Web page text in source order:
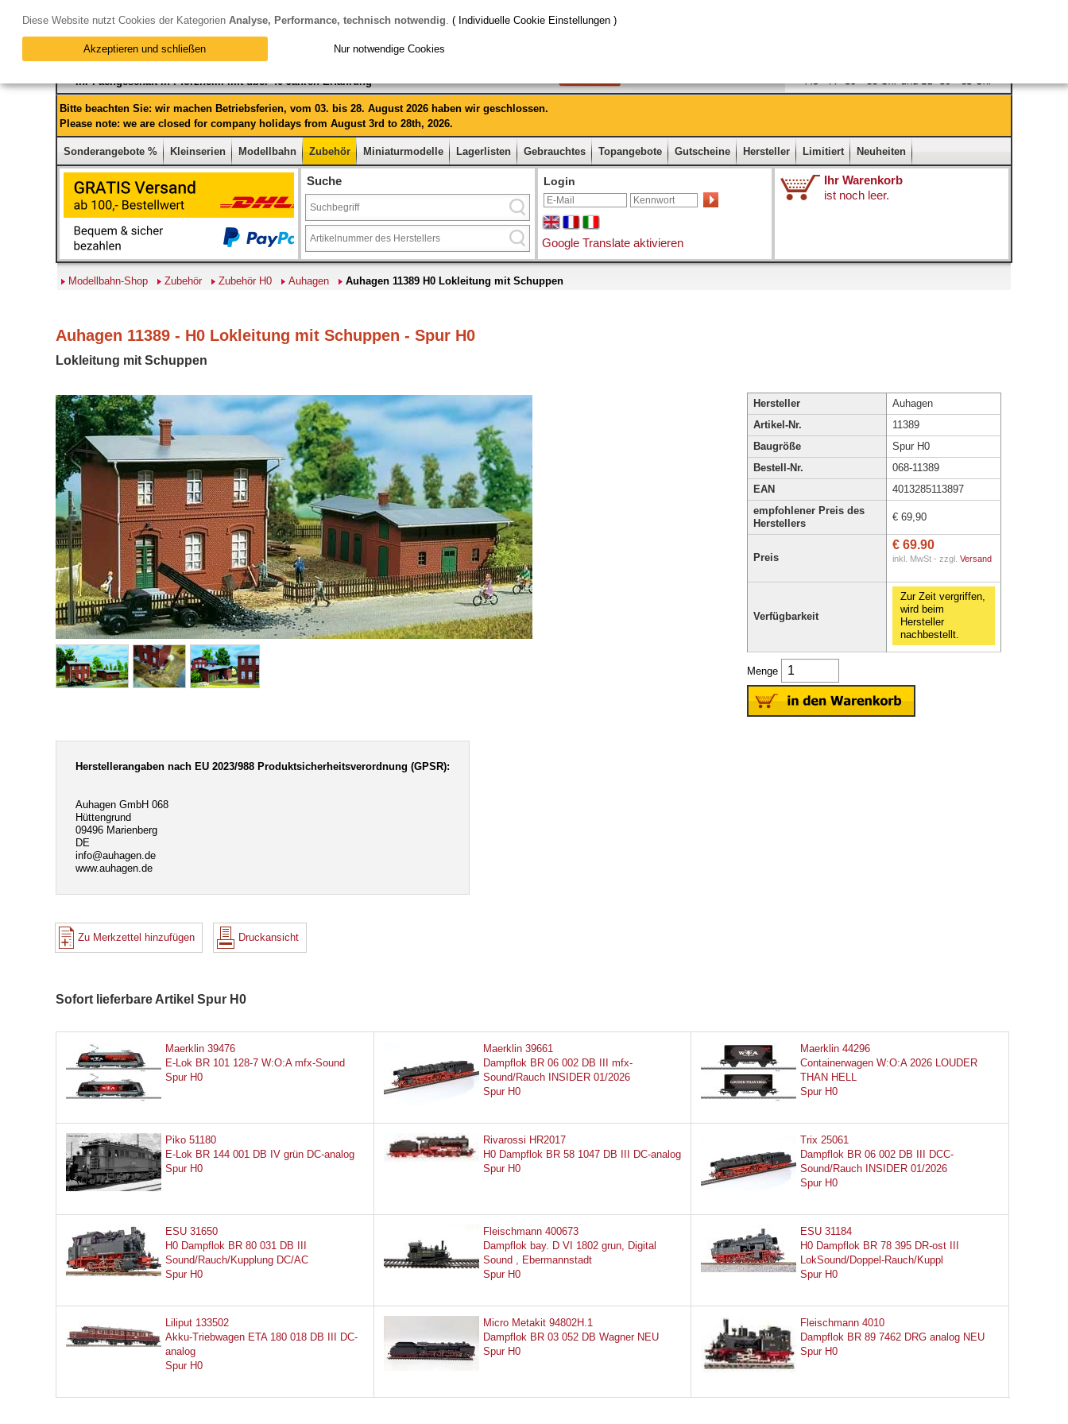
Ihr Fachgeschäft in Pforzheim mit über 40 Jahren Erfahrung
Bitte beachten Sie: wir machen Betriebsferien, vom 03. bis 28. August 2026 haben wir geschlossen.
Please note: we are closed for company holidays from August 3rd to 28th, 2026.
Sonderangebote % Kleinserien Modellbahn Zubehör Miniaturmodelle Lagerlisten Gebrauchtes Topangebote Gutscheine Hersteller Limitiert Neuheiten
Suche Login
Google Translate aktivieren
Ihr Warenkorb
ist noch leer.
Modellbahn-Shop Zubehör Zubehör H0 Auhagen Auhagen 11389 H0 Lokleitung mit Schuppen
Auhagen 11389 - H0 Lokleitung mit Schuppen - Spur H0
Lokleitung mit Schuppen
Hersteller
Auhagen
Artikel-Nr.
11389
Baugröße
Spur H0
Bestell-Nr.
068-11389
EAN
4013285113897
empfohlener Preis des
Herstellers
€ 69,90
Preis
€ 69.90
inkl. MwSt - zzgl. Versand
Verfügbarkeit
Zur Zeit vergriffen,
wird beim
Hersteller
nachbestellt.
Menge
Herstellerangaben nach EU 2023/988 Produktsicherheitsverordnung (GPSR):
Auhagen GmbH 068
Hüttengrund
09496 Marienberg
DE
info@auhagen.de
www.auhagen.de
Zu Merkzettel hinzufügen Druckansicht
Sofort lieferbare Artikel Spur H0
Maerklin 39476
E-Lok BR 101 128-7 W:O:A mfx-Sound
Spur H0
Maerklin 39661
Dampflok BR 06 002 DB III mfx-
Sound/Rauch INSIDER 01/2026
Spur H0
Maerklin 44296
Containerwagen W:O:A 2026 LOUDER
THAN HELL
Spur H0
Piko 51180
E-Lok BR 144 001 DB IV grün DC-analog
Spur H0
Rivarossi HR2017
H0 Dampflok BR 58 1047 DB III DC-analog
Spur H0
Trix 25061
Dampflok BR 06 002 DB III DCC-
Sound/Rauch INSIDER 01/2026
Spur H0
ESU 31650
H0 Dampflok BR 80 031 DB III
Sound/Rauch/Kupplung DC/AC
Spur H0
Fleischmann 400673
Dampflok bay. D VI 1802 grun, Digital
Sound , Ebermannstadt
Spur H0
ESU 31184
H0 Dampflok BR 78 395 DR-ost III
LokSound/Doppel-Rauch/Kuppl
Spur H0
Liliput 133502
Akku-Triebwagen ETA 180 018 DB III DC-
analog
Spur H0
Micro Metakit 94802H.1
Dampflok BR 03 052 DB Wagner NEU
Spur H0
Fleischmann 4010
Dampflok BR 89 7462 DRG analog NEU
Spur H0
Diese Website nutzt Cookies der Kategorien Analyse, Performance, technisch notwendig. ( Individuelle Cookie Einstellungen )
Akzeptieren und schließen Nur notwendige Cookies